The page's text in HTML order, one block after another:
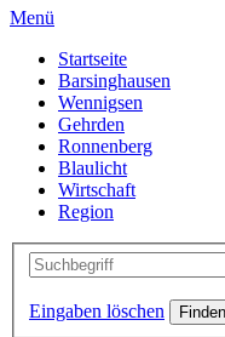
Menü
Startseite
Barsinghausen
Wennigsen
Gehrden
Ronnenberg
Blaulicht
Wirtschaft
Region
Eingaben löschen